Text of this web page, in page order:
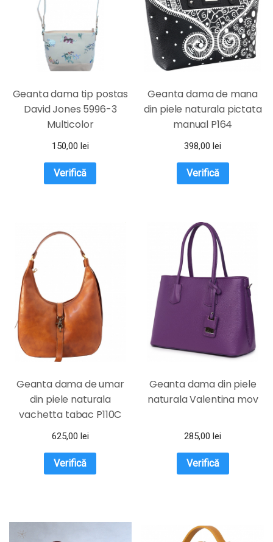
Geanta dama tip postas
David Jones 5996-3
Multicolor
150,00 lei
Verifică
Geanta dama de mana
din piele naturala pictata
manual P164
398,00lei
Verifică
Geanta dama de umar
din piele naturala
vachetta tabac P110C
625,00 lei
Verifică
Geanta dama din piele
naturala Valentina mov
285,00 lei
Verifică